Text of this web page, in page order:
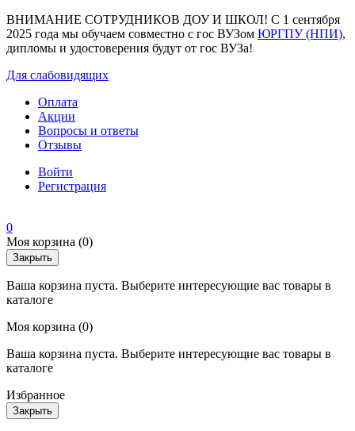
ВНИМАНИЕ СОТРУДНИКОВ ДОУ И ШКОЛ! С 1 сентября
2025 года мы обучаем совместно с гос ВУЗом ЮРГПУ (НПИ),
дипломы и удостоверения будут от гос ВУЗа!
Для слабовидящих
Оплата
Акции
Вопросы и ответы
Отзывы
Войти
Регистрация
0
Моя корзина (0)
Закрыть
Ваша корзина пуста. Выберите интересующие вас товары в
каталоге
Моя корзина (0)
Ваша корзина пуста. Выберите интересующие вас товары в
каталоге
Избранное
Закрыть